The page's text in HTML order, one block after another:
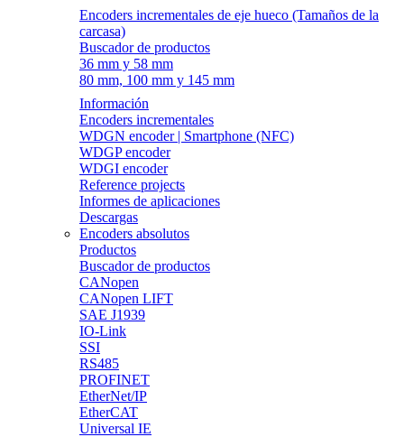
Encoders incrementales de eje hueco (Tamaños de la
carcasa)
Buscador de productos
36 mm y 58 mm
80 mm, 100 mm y 145 mm
Información
Encoders incrementales
WDGN encoder | Smartphone (NFC)
WDGP encoder
WDGI encoder
Reference projects
Informes de aplicaciones
Descargas
Encoders absolutos
Productos
Buscador de productos
CANopen
CANopen LIFT
SAE J1939
IO-Link
SSI
RS485
PROFINET
EtherNet/IP
EtherCAT
Universal IE